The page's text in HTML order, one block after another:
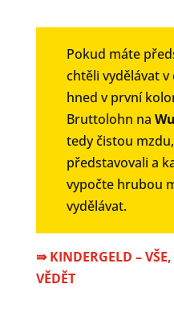
Pokud máte
chtěli vydělávat
hned v první
Bruttolohn na
tedy čistou
představovali a
vypočte hrubou
vydělávat.
⇛ KINDERGELD –
VĚDĚT